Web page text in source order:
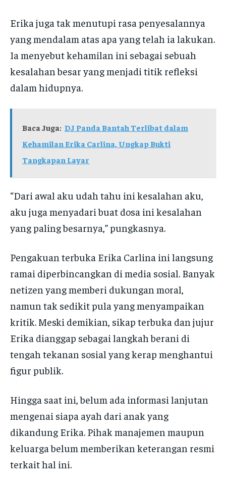
Erika juga tak menutupi rasa penyesalannya
yang mendalam atas apa yang telah ia lakukan.
Ia menyebut kehamilan ini sebagai sebuah
kesalahan besar yang menjadi titik refleksi
dalam hidupnya.
Baca Juga: DJ Panda Bantah Terlibat dalam
Kehamilan Erika Carlina, Ungkap Bukti
Tangkapan Layar
“Dari awal aku udah tahu ini kesalahan aku,
aku juga menyadari buat dosa ini kesalahan
yang paling besarnya,” pungkasnya.
Pengakuan terbuka Erika Carlina ini langsung
ramai diperbincangkan di media sosial. Banyak
netizen yang memberi dukungan moral,
namun tak sedikit pula yang menyampaikan
kritik. Meski demikian, sikap terbuka dan jujur
Erika dianggap sebagai langkah berani di
tengah tekanan sosial yang kerap menghantui
figur publik.
Hingga saat ini, belum ada informasi lanjutan
mengenai siapa ayah dari anak yang
dikandung Erika. Pihak manajemen maupun
keluarga belum memberikan keterangan resmi
terkait hal ini.